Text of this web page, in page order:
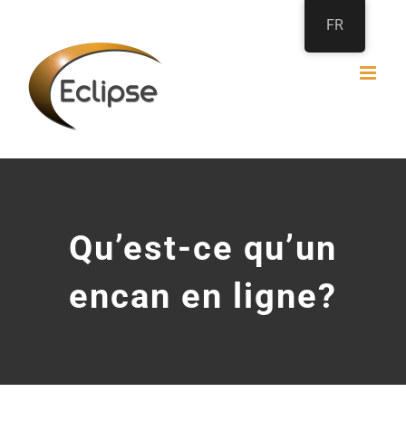
contenu
Qu’est-ce qu’un
encan en ligne?
FR